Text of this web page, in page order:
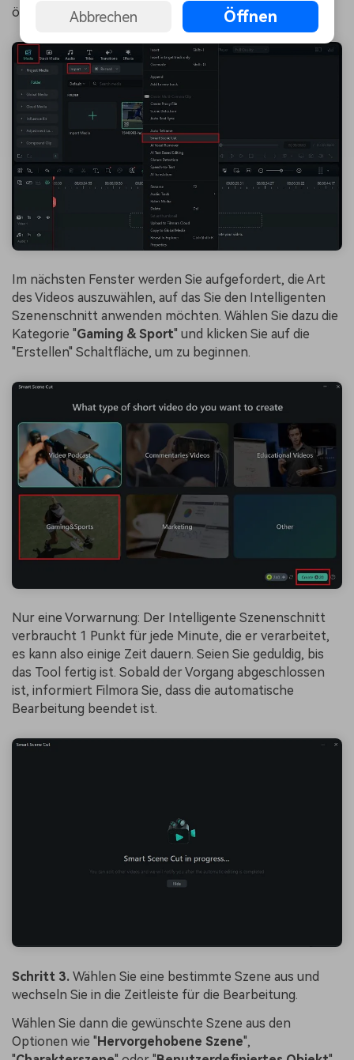
öffnenden Optionen "
Intelligenter Szenenschnitt
Im nächsten Fenster werden Sie aufgefordert, die Art
des Videos auszuwählen, auf das Sie den Intelligenten
Szenenschnitt anwenden möchten. Wählen Sie dazu die
Kategorie "Gaming & Sport" und klicken Sie auf die
"Erstellen" Schaltfläche, um zu beginnen.
Nur eine Vorwarnung: Der Intelligente Szenenschnitt
verbraucht 1 Punkt für jede Minute, die er verarbeitet,
es kann also einige Zeit dauern. Seien Sie geduldig, bis
das Tool fertig ist. Sobald der Vorgang abgeschlossen
ist, informiert Filmora Sie, dass die automatische
Bearbeitung beendet ist.
Schritt 3. Wählen Sie eine bestimmte Szene aus und
wechseln Sie in die Zeitleiste für die Bearbeitung.
Wählen Sie dann die gewünschte Szene aus den
Optionen wie "Hervorgehobene Szene",
Abbrechen Öffnen